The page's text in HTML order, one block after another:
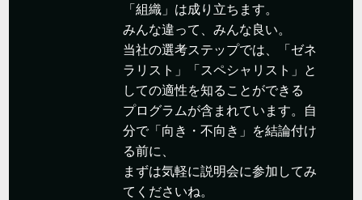
「組織」は成り立ちます。
みんな違って、みんな良い。
当社の選考ステップでは、「ゼネ
ラリスト」「スペシャリスト」と
しての適性を知ることができる
プログラムが含まれています。自
分で「向き・不向き」を結論付け
る前に、
まずは気軽に説明会に参加してみ
てくださいね。